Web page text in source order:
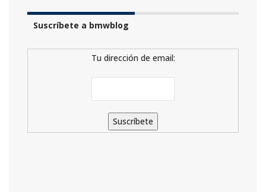
Suscríbete a bmwblog
Tu dirección de email: